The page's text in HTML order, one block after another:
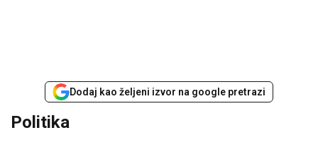
Dodaj kao željeni izvor na google pretrazi
Politika